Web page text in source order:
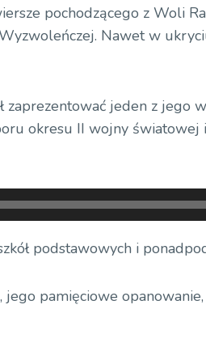
pochodzącego z Woli
Nawet w
zaprezentować jeden z jego
okresu II wojny
podstawowych i
pamięciowe